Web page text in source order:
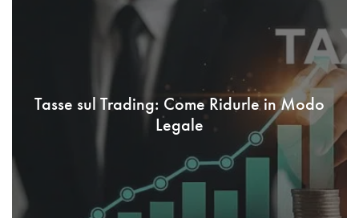
Tasse sul Trading: Come Ridurle in Modo
Legale